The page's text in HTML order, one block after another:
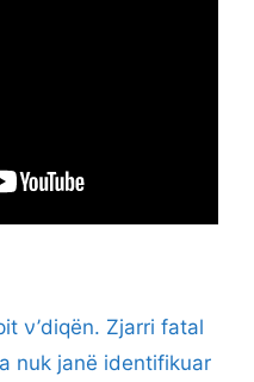
ν’diqën. Zjarri fatal
nuk janë identifikuar